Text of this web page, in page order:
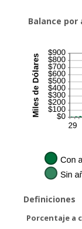
Balance por
Definiciones
Porcentaje a